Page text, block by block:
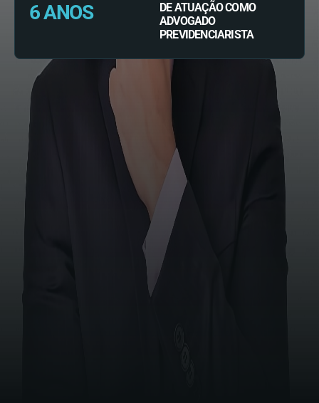
6 ANOS
DE ATUAÇÃO COMO
ADVOGADO
PREVIDENCIARISTA
SIGA NAS REDES
Bacharel em Direito pela Faculdade de
Ensino de Educação Superior Raimundo Sá
Trabalhou como Técnico do Seguro Social
(INSS), por 10 anos onde exerceu o cargo de